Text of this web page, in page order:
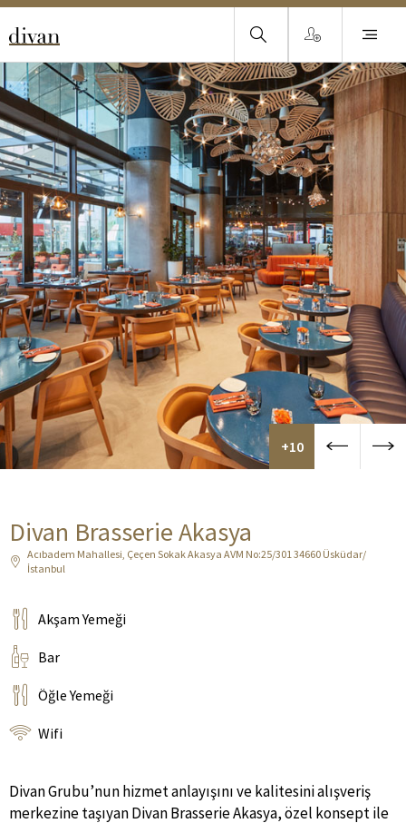
Divan Brasserie Akasya
Acıbadem Mahallesi, Çeçen Sokak Akasya AVM No:25/301 34660 Üsküdar/
İstanbul
Akşam Yemeği
Bar
Öğle Yemeği
Wifi
Divan Grubu’nun hizmet anlayışını ve kalitesini alışveriş
merkezine taşıyan Divan Brasserie Akasya, özel konsept ile
+10